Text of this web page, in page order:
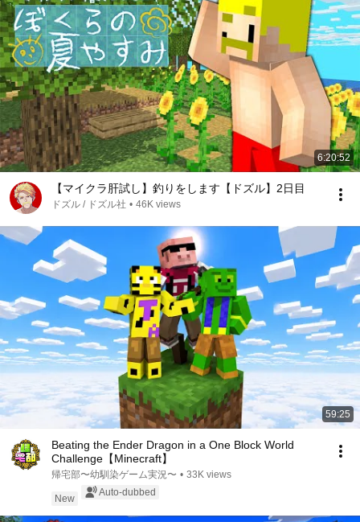
6:20:52
【マイクラ肝試し】釣りをします【ドズル】2日目
ドズル / ドズル社 • 46K views
59:25
Beating the Ender Dragon in a One Block World
Challenge【Minecraft】
帰宅部〜幼馴染ゲーム実況〜 • 33K views
New
Auto-dubbed